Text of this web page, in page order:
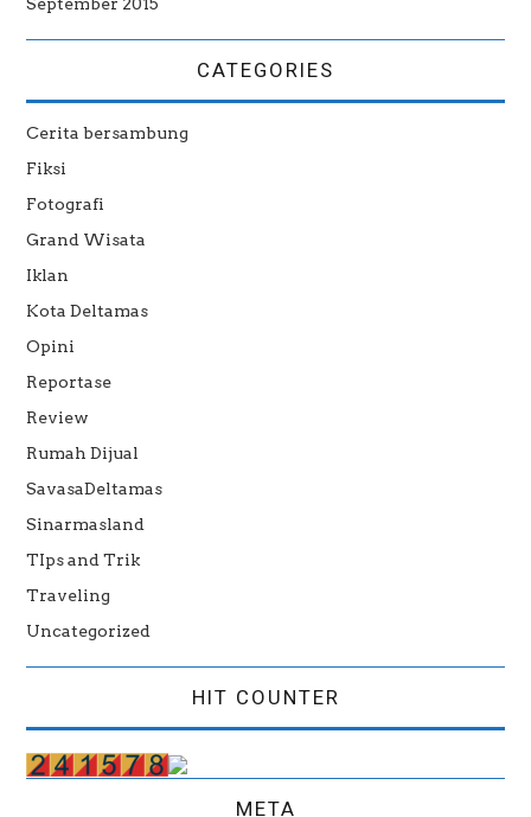
September 2015
CATEGORIES
Cerita bersambung
Fiksi
Fotografi
Grand Wisata
Iklan
Kota Deltamas
Opini
Reportase
Review
Rumah Dijual
SavasaDeltamas
Sinarmasland
TIps and Trik
Traveling
Uncategorized
HIT COUNTER
META